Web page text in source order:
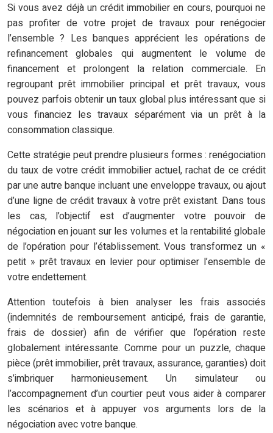
Si vous avez déjà un crédit immobilier en cours, pourquoi ne
pas profiter de votre projet de travaux pour renégocier
l’ensemble ? Les banques apprécient les opérations de
refinancement globales qui augmentent le volume de
financement et prolongent la relation commerciale. En
regroupant prêt immobilier principal et prêt travaux, vous
pouvez parfois obtenir un taux global plus intéressant que si
vous financiez les travaux séparément via un prêt à la
consommation classique.
Cette stratégie peut prendre plusieurs formes : renégociation
du taux de votre crédit immobilier actuel, rachat de ce crédit
par une autre banque incluant une enveloppe travaux, ou ajout
d’une ligne de crédit travaux à votre prêt existant. Dans tous
les cas, l’objectif est d’augmenter votre pouvoir de
négociation en jouant sur les volumes et la rentabilité globale
de l’opération pour l’établissement. Vous transformez un «
petit » prêt travaux en levier pour optimiser l’ensemble de
votre endettement.
Attention toutefois à bien analyser les frais associés
(indemnités de remboursement anticipé, frais de garantie,
frais de dossier) afin de vérifier que l’opération reste
globalement intéressante. Comme pour un puzzle, chaque
pièce (prêt immobilier, prêt travaux, assurance, garanties) doit
s’imbriquer harmonieusement. Un simulateur ou
l’accompagnement d’un courtier peut vous aider à comparer
les scénarios et à appuyer vos arguments lors de la
négociation avec votre banque.